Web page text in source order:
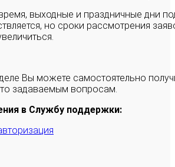
выходные и праздничные дни
но сроки рассмотрения
Вы можете самостоятельно
задаваемым вопросам.
в Службу поддержки: